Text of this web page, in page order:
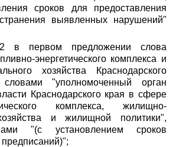
сроков для предоставления
выявленных нарушений"
в первом предложении слова
энергетического комплекса и
хозяйства Краснодарского
"уполномоченный орган
Краснодарского края в сфере
комплекса, жилищно-
и жилищной политики",
"(с установлением сроков